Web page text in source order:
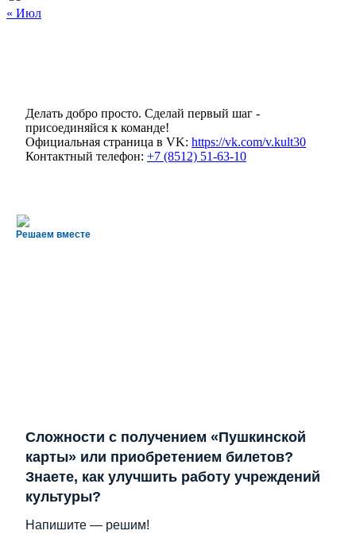
« Июл
Делать добро просто. Сделай первый шаг -
присоединяйся к команде!
Официальная страница в VK: https://vk.com/v.kult30
Контактный телефон: +7 (8512) 51-63-10
Решаем вместе
Сложности с получением «Пушкинской
карты» или приобретением билетов?
Знаете, как улучшить работу учреждений
культуры?
Напишите — решим!